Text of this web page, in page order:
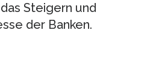
Steigern und
der Banken.